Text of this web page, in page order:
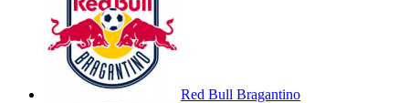
Red Bull Bragantino